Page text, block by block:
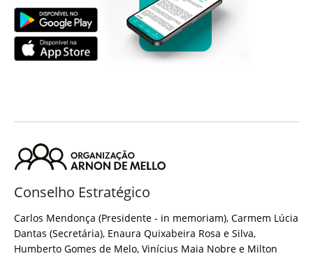
Conselho Estratégico
Carlos Mendonça (Presidente - in memoriam), Carmem Lúcia
Dantas (Secretária), Enaura Quixabeira Rosa e Silva,
Humberto Gomes de Melo, Vinícius Maia Nobre e Milton